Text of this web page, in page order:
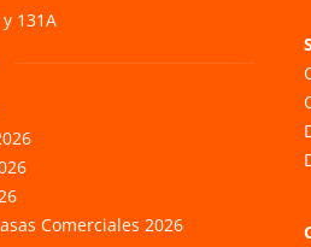
131A
Comerciales 2026